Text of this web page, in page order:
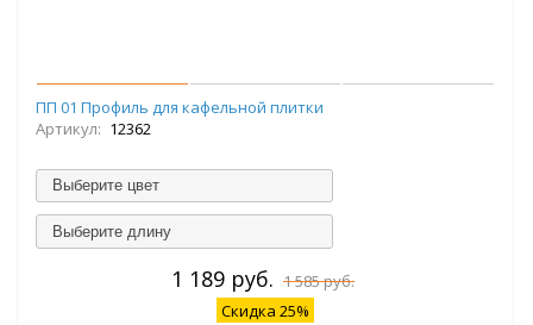
ПП 01 Профиль для кафельной плитки
Артикул: 12362
Выберите цвет
Выберите длину
1 189 руб. 1 585 руб.
Скидка 25%